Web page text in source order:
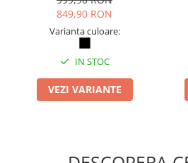
Table magnetice (whiteboard-uri)
Electronice si accesorii tech
Securitate digitala
Adaptoare de calatorie
Incarcatoare wireless
849,90 RON
Varianta culoare:
IN STOC
VEZI VARIANTE